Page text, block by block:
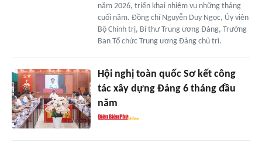
năm 2026, triển khai nhiệm vụ những tháng
cuối năm. Đồng chí Nguyễn Duy Ngọc, Ủy viên
Bộ Chính trị, Bí thư Trung ương Đảng, Trưởng
Ban Tổ chức Trung ương Đảng chủ trì.
Hội nghị toàn quốc Sơ kết công
tác xây dựng Đảng 6 tháng đầu
năm